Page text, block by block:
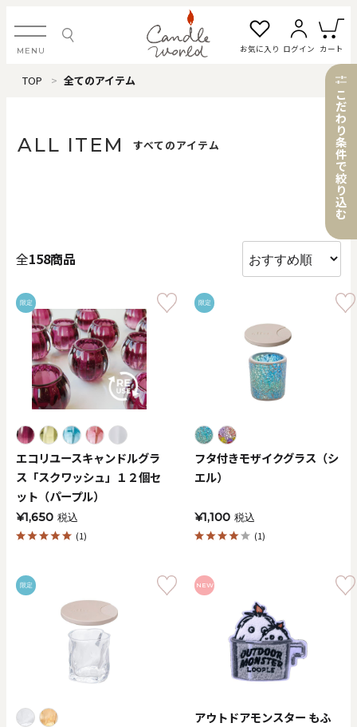
MENU お気に入り ログイン カート
ログイン・新規会員登録
#タグから探す
価格で探す
0
クリア
色で探す
お買い物ガイド お知らせ お問い合わせ
TOP 全てのアイテム
ALL ITEM すべてのアイテム
全158商品
限定
エコリユースキャンドルグラ
ス「スクワッシュ」１２個セ
ット（パープル）
¥1,650 税込
(1)
限定
フタ付きモザイクグラス（シ
エル）
¥1,100 税込
(1)
限定 NEW
アウトドアモンスター もふ
こ
だ
わ
り
条
件
で
絞
り
込
む